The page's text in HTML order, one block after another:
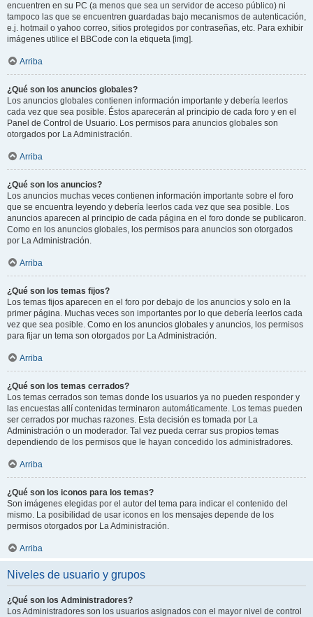
encuentren en su PC (a menos que sea un servidor de acceso público) ni
tampoco las que se encuentren guardadas bajo mecanismos de autenticación,
e.j. hotmail o yahoo correo, sitios protegidos por contraseñas, etc. Para exhibir
imágenes utilice el BBCode con la etiqueta [img].
Arriba
¿Qué son los anuncios globales?
Los anuncios globales contienen información importante y debería leerlos
cada vez que sea posible. Éstos aparecerán al principio de cada foro y en el
Panel de Control de Usuario. Los permisos para anuncios globales son
otorgados por La Administración.
Arriba
¿Qué son los anuncios?
Los anuncios muchas veces contienen información importante sobre el foro
que se encuentra leyendo y debería leerlos cada vez que sea posible. Los
anuncios aparecen al principio de cada página en el foro donde se publicaron.
Como en los anuncios globales, los permisos para anuncios son otorgados
por La Administración.
Arriba
¿Qué son los temas fijos?
Los temas fijos aparecen en el foro por debajo de los anuncios y solo en la
primer página. Muchas veces son importantes por lo que debería leerlos cada
vez que sea posible. Como en los anuncios globales y anuncios, los permisos
para fijar un tema son otorgados por La Administración.
Arriba
¿Qué son los temas cerrados?
Los temas cerrados son temas donde los usuarios ya no pueden responder y
las encuestas allí contenidas terminaron automáticamente. Los temas pueden
ser cerrados por muchas razones. Esta decisión es tomada por La
Administración o un moderador. Tal vez pueda cerrar sus propios temas
dependiendo de los permisos que le hayan concedido los administradores.
Arriba
¿Qué son los iconos para los temas?
Son imágenes elegidas por el autor del tema para indicar el contenido del
mismo. La posibilidad de usar iconos en los mensajes depende de los
permisos otorgados por La Administración.
Arriba
Niveles de usuario y grupos
¿Qué son los Administradores?
Los Administradores son los usuarios asignados con el mayor nivel de control